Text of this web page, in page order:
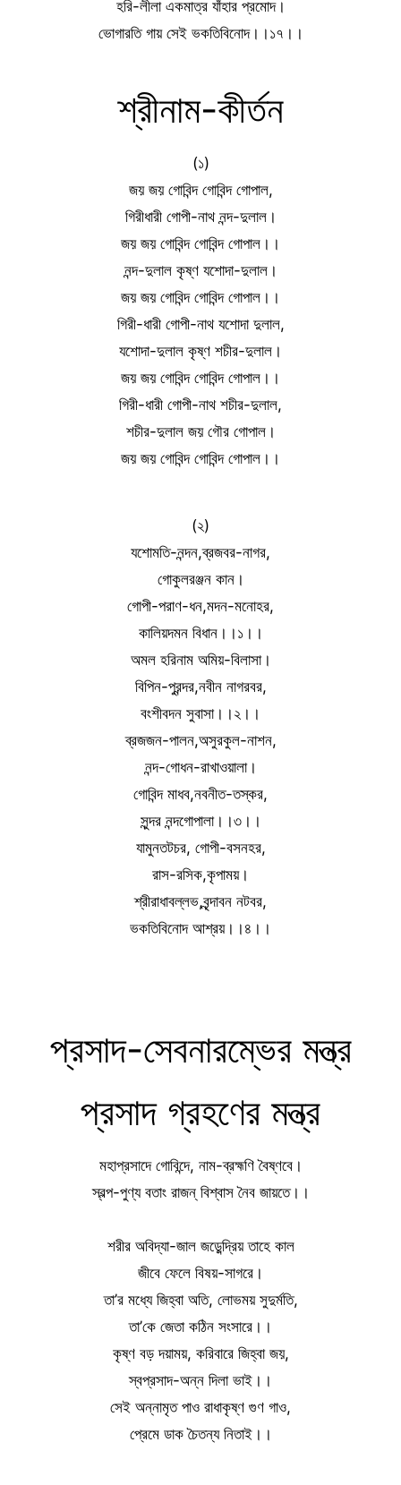
হরি-লীলা একমাত্র যাঁহার প্রমোদ।
ভোগারতি গায় সেই ভকতিবিনোদ।।১৭।।
শ্রীনাম-কীর্তন
(১)
জয় জয় গোবিন্দ গোবিন্দ গোপাল,
গিরীধারী গোপী-নাথ নন্দ-দুলাল।
জয় জয় গোবিন্দ গোবিন্দ গোপাল।।
নন্দ-দুলাল কৃষ্ণ যশোদা-দুলাল।
জয় জয় গোবিন্দ গোবিন্দ গোপাল।।
গিরী-ধারী গোপী-নাথ যশোদা দুলাল,
যশোদা-দুলাল কৃষ্ণ শচীর-দুলাল।
জয় জয় গোবিন্দ গোবিন্দ গোপাল।।
গিরী-ধারী গোপী-নাথ শচীর-দুলাল,
শচীর-দুলাল জয় গৌর গোপাল।
জয় জয় গোবিন্দ গোবিন্দ গোপাল।।
(২)
যশোমতি-নন্দন,ব্রজবর-নাগর,
গোকুলরঞ্জন কান।
গোপী-পরাণ-ধন,মদন-মনোহর,
কালিয়দমন বিধান।।১।।
অমল হরিনাম অমিয়-বিলাসা।
বিপিন-পুরন্দর,নবীন নাগরবর,
বংশীবদন সুবাসা।।২।।
ব্রজজন-পালন,অসুরকুল-নাশন,
নন্দ-গোধন-রাখাওয়ালা।
গোবিন্দ মাধব,নবনীত-তস্কর,
সুন্দর নন্দগোপালা।।৩।।
যামুনতটচর, গোপী-বসনহর,
রাস-রসিক,কৃপাময়।
শ্রীরাধাবল্লভ,বৃন্দাবন নটবর,
ভকতিবিনোদ আশ্রয়।।৪।।
প্রসাদ-সেবনারম্ভের মন্ত্র
প্রসাদ গ্রহণের মন্ত্র
মহাপ্রসাদে গোবিন্দে, নাম-ব্রহ্মণি বৈষ্ণবে।
স্বল্প-পুণ্য বতাং রাজন্ বিশ্বাস নৈব জায়তে।।
শরীর অবিদ্যা-জাল জড়েন্দ্রিয় তাহে কাল
জীবে ফেলে বিষয়-সাগরে।
তা’র মধ্যে জিহ্বা অতি, লোভময় সুদুর্মতি,
তা’কে জেতা কঠিন সংসারে।।
কৃষ্ণ বড় দয়াময়, করিবারে জিহ্বা জয়,
স্বপ্রসাদ-অন্ন দিলা ভাই।।
সেই অন্নামৃত পাও রাধাকৃষ্ণ গুণ গাও,
প্রেমে ডাক চৈতন্য নিতাই।।